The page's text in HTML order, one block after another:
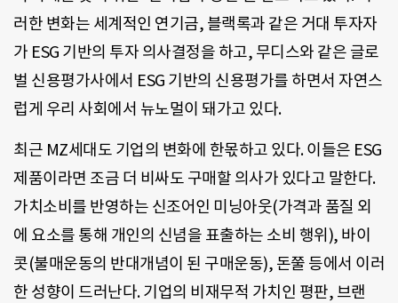
러한 변화는 세계적인 연기금, 블랙록과 같은 거대 투자자
가 ESG 기반의 투자 의사결정을 하고, 무디스와 같은 글로
벌 신용평가사에서 ESG 기반의 신용평가를 하면서 자연스
럽게 우리 사회에서 뉴노멀이 돼가고 있다.
최근 MZ세대도 기업의 변화에 한몫하고 있다. 이들은 ESG
제품이라면 조금 더 비싸도 구매할 의사가 있다고 말한다.
가치소비를 반영하는 신조어인 미닝아웃(가격과 품질 외
에 요소를 통해 개인의 신념을 표출하는 소비 행위), 바이
콧(불매운동의 반대개념이 된 구매운동), 돈쭐 등에서 이러
한 성향이 드러난다. 기업의 비재무적 가치인 평판, 브랜